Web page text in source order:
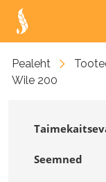
Pealeht
Wile 200
Seemned